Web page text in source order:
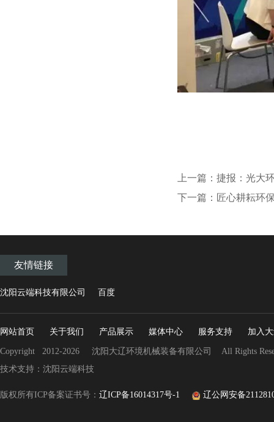
上一篇：捷报：光大
下一篇：匠心耕耘环
友情链接
沈阳云端科技有限公司 百度
网站首页 关于我们 产品展示 媒体中心 服务支持 加入
Copyright 2012-2026 沈阳大辽环境机械装备有限公司 All Rights
技术支持：沈阳云端科技
版权所有ICP备案证书号： 辽ICP备16014317号-1 辽公网安备